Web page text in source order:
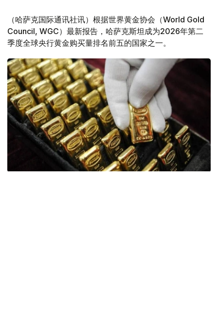
（哈萨克国际通讯社讯）根据世界黄金协会（World Gold
Council, WGC）最新报告，哈萨克斯坦成为2026年第二
季度全球央行黄金购买量排名前五的国家之一。